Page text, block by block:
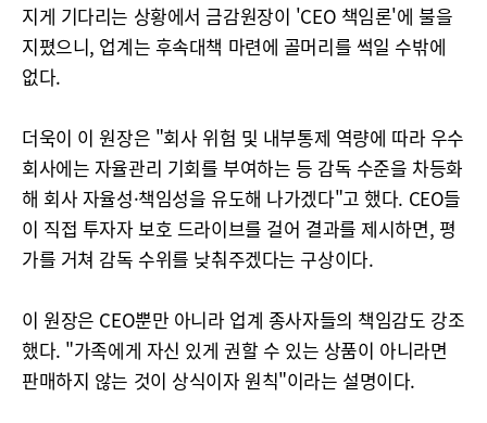
지게 기다리는 상황에서 금감원장이 'CEO 책임론'에 불을
지폈으니, 업계는 후속대책 마련에 골머리를 썩일 수밖에
없다.
더욱이 이 원장은 "회사 위험 및 내부통제 역량에 따라 우수
회사에는 자율관리 기회를 부여하는 등 감독 수준을 차등화
해 회사 자율성·책임성을 유도해 나가겠다"고 했다. CEO들
이 직접 투자자 보호 드라이브를 걸어 결과를 제시하면, 평
가를 거쳐 감독 수위를 낮춰주겠다는 구상이다.
이 원장은 CEO뿐만 아니라 업계 종사자들의 책임감도 강조
했다. "가족에게 자신 있게 권할 수 있는 상품이 아니라면
판매하지 않는 것이 상식이자 원칙"이라는 설명이다.